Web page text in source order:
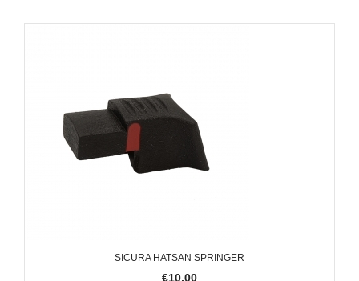
SICURA HATSAN SPRINGER
€10,00